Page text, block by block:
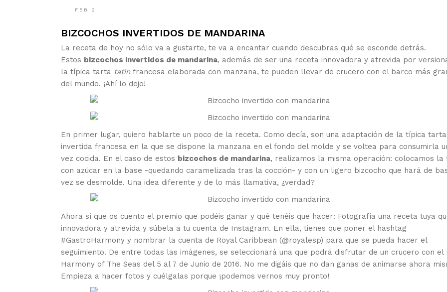
FEB 2
BIZCOCHOS INVERTIDOS DE MANDARINA
La receta de hoy no sólo va a gustarte, te va a encantar cuando descubras qué se esconde detrás.
Estos bizcochos invertidos de mandarina, además de ser una receta innovadora y atrevida por
la típica tarta tatinfrancesa elaborada con manzana, te pueden llevar de crucero con el barco más
del mundo. ¡Ahí lo dejo!
En primer lugar, quiero hablarte un poco de la receta. Como decía, son una adaptación de la típica tarta
invertida francesa en la que se dispone la manzana en el fondo del molde y se voltea para consumirla
vez cocida. En el caso de estos bizcochos de mandarina, realizamos la misma operación: colocamos la
con azúcar en la base -quedando caramelizada tras la cocción- y con un ligero bizcocho que hará de
vez se desmolde. Una idea diferente y de lo más llamativa, ¿verdad?
Ahora sí que os cuento el premio que podéis ganar y qué tenéis que hacer: Fotografía una receta tuya
innovadora y atrevida y súbela a tu cuenta de Instagram. En ella, tienes que poner el hashtag
#GastroHarmony y nombrar la cuenta de Royal Caribbean (@royalesp) para que se pueda hacer el
seguimiento. De entre todas las imágenes, se seleccionará una que podrá disfrutar de un crucero con el
Harmony of The Seas del 5 al 7 de Junio de 2016. No me digáis que no dan ganas de animarse ahora
Empieza a hacer fotos y cuélgalas porque ¡podemos vernos muy pronto!